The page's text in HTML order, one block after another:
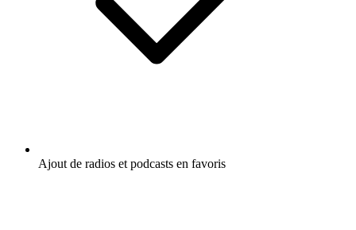
Ajout de radios et podcasts en favoris